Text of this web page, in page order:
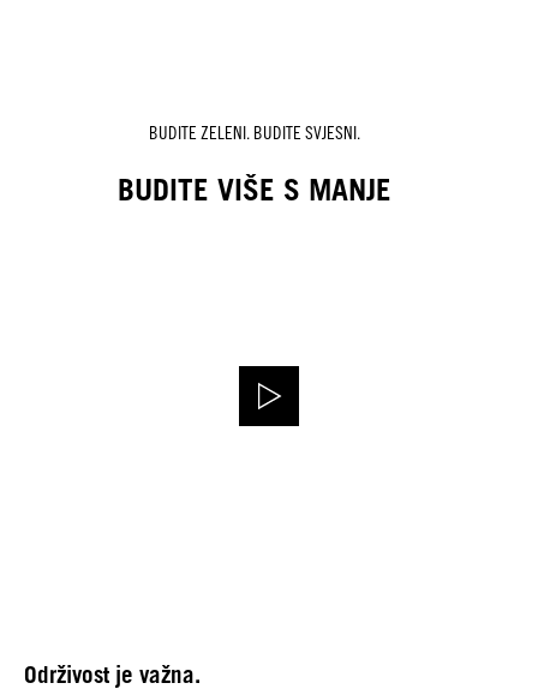
BUDITE ZELENI. BUDITE SVJESNI.
BUDITE VIŠE S MANJE
Održivost je važna.